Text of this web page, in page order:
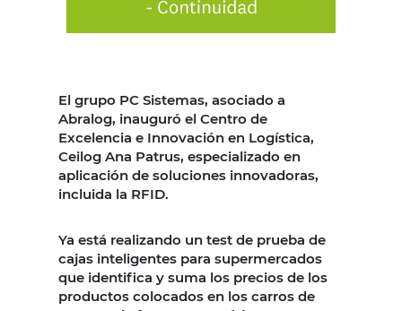
El grupo PC Sistemas, asociado a
Abralog, inauguró el Centro de
Excelencia e Innovación en Logística,
Ceilog Ana Patrus, especializado en
aplicación de soluciones innovadoras,
incluida la RFID.
Ya está realizando un test de prueba de
cajas inteligentes para supermercados
que identifica y suma los precios de los
productos colocados en los carros de